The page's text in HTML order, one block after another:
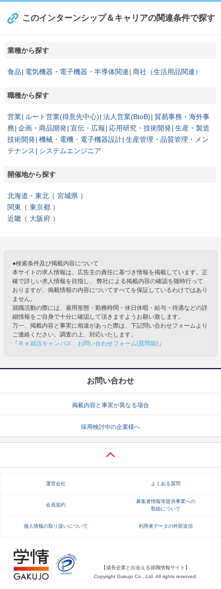
このインターンシップ＆キャリアの関連条件で探す
業種から探す
食品 電気機器・電子機器・半導体関連 商社（生活用品関連）
職種から探す
営業 ルート営業(得意先中心) 法人営業(BtoB)
貿易事務・海外事
務 企画・商品開発 宣伝・広報 応用研究・技術開発 生産・製造
技術開発 機械・電機・電子機器設計 生産管理・品質管理・メン
テナンス
システムエンジニア
開催地から探す
北海道・東北
宮城県
関東
東京都
近畿
大阪府
●検索条件及び掲載内容について
本サイトの求人情報は、広告主の責任に基づき情報を掲載しています。正
確で詳しい求人情報を目指し、 弊社による掲載内容の確認を随時行って
おりますが、掲載情報の内容についてすべてを保証しているわけではあり
ません。
就職活動の際には、雇用形態・勤務時間・休日休暇・給与・待遇などの詳
細情報をご自身で十分に確認して頂きますようお願い致します。
万一、掲載内容と事実に相違があった際は、下記問い合わせフォームより
ご連絡ください。調査の上、対応いたします。
「 Ｒｅ就活キャンパス お問い合わせフォーム(質問箱) 」
お問い合わせ
掲載内容と事実が異なる場合
採用検討中の企業様へ
運営会社 よくある質問
会員規約
募集者情報等提供事業への
取組について
個人情報の取り扱いについて 利用者データの外部送信
【成長企業と出会える就職情報サイト】
Copyright Gakujo Co., Ltd. All rights reserved.